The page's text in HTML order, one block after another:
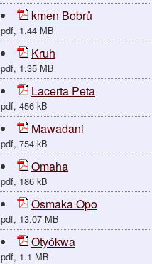
kmen Bobrů
pdf, 1.44 MB
Kruh
pdf, 1.35 MB
Lacerta Peta
pdf, 456 kB
Mawadani
pdf, 754 kB
Omaha
pdf, 186 kB
Osmaka Opo
pdf, 13.07 MB
Otyókwa
pdf, 1.1 MB